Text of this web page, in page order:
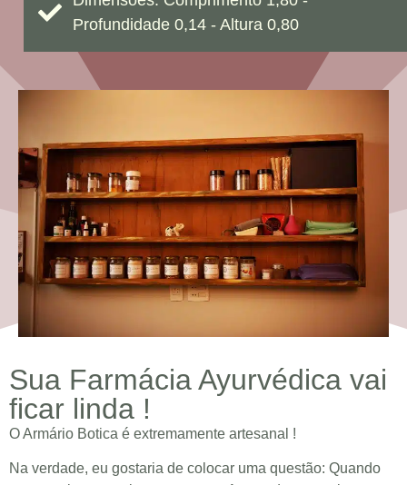
Profundidade 0,14 - Altura 0,80
Sua Farmácia Ayurvédica vai
ficar linda !
O Armário Botica é extremamente artesanal !
Na verdade, eu gostaria de colocar uma questão: Quando